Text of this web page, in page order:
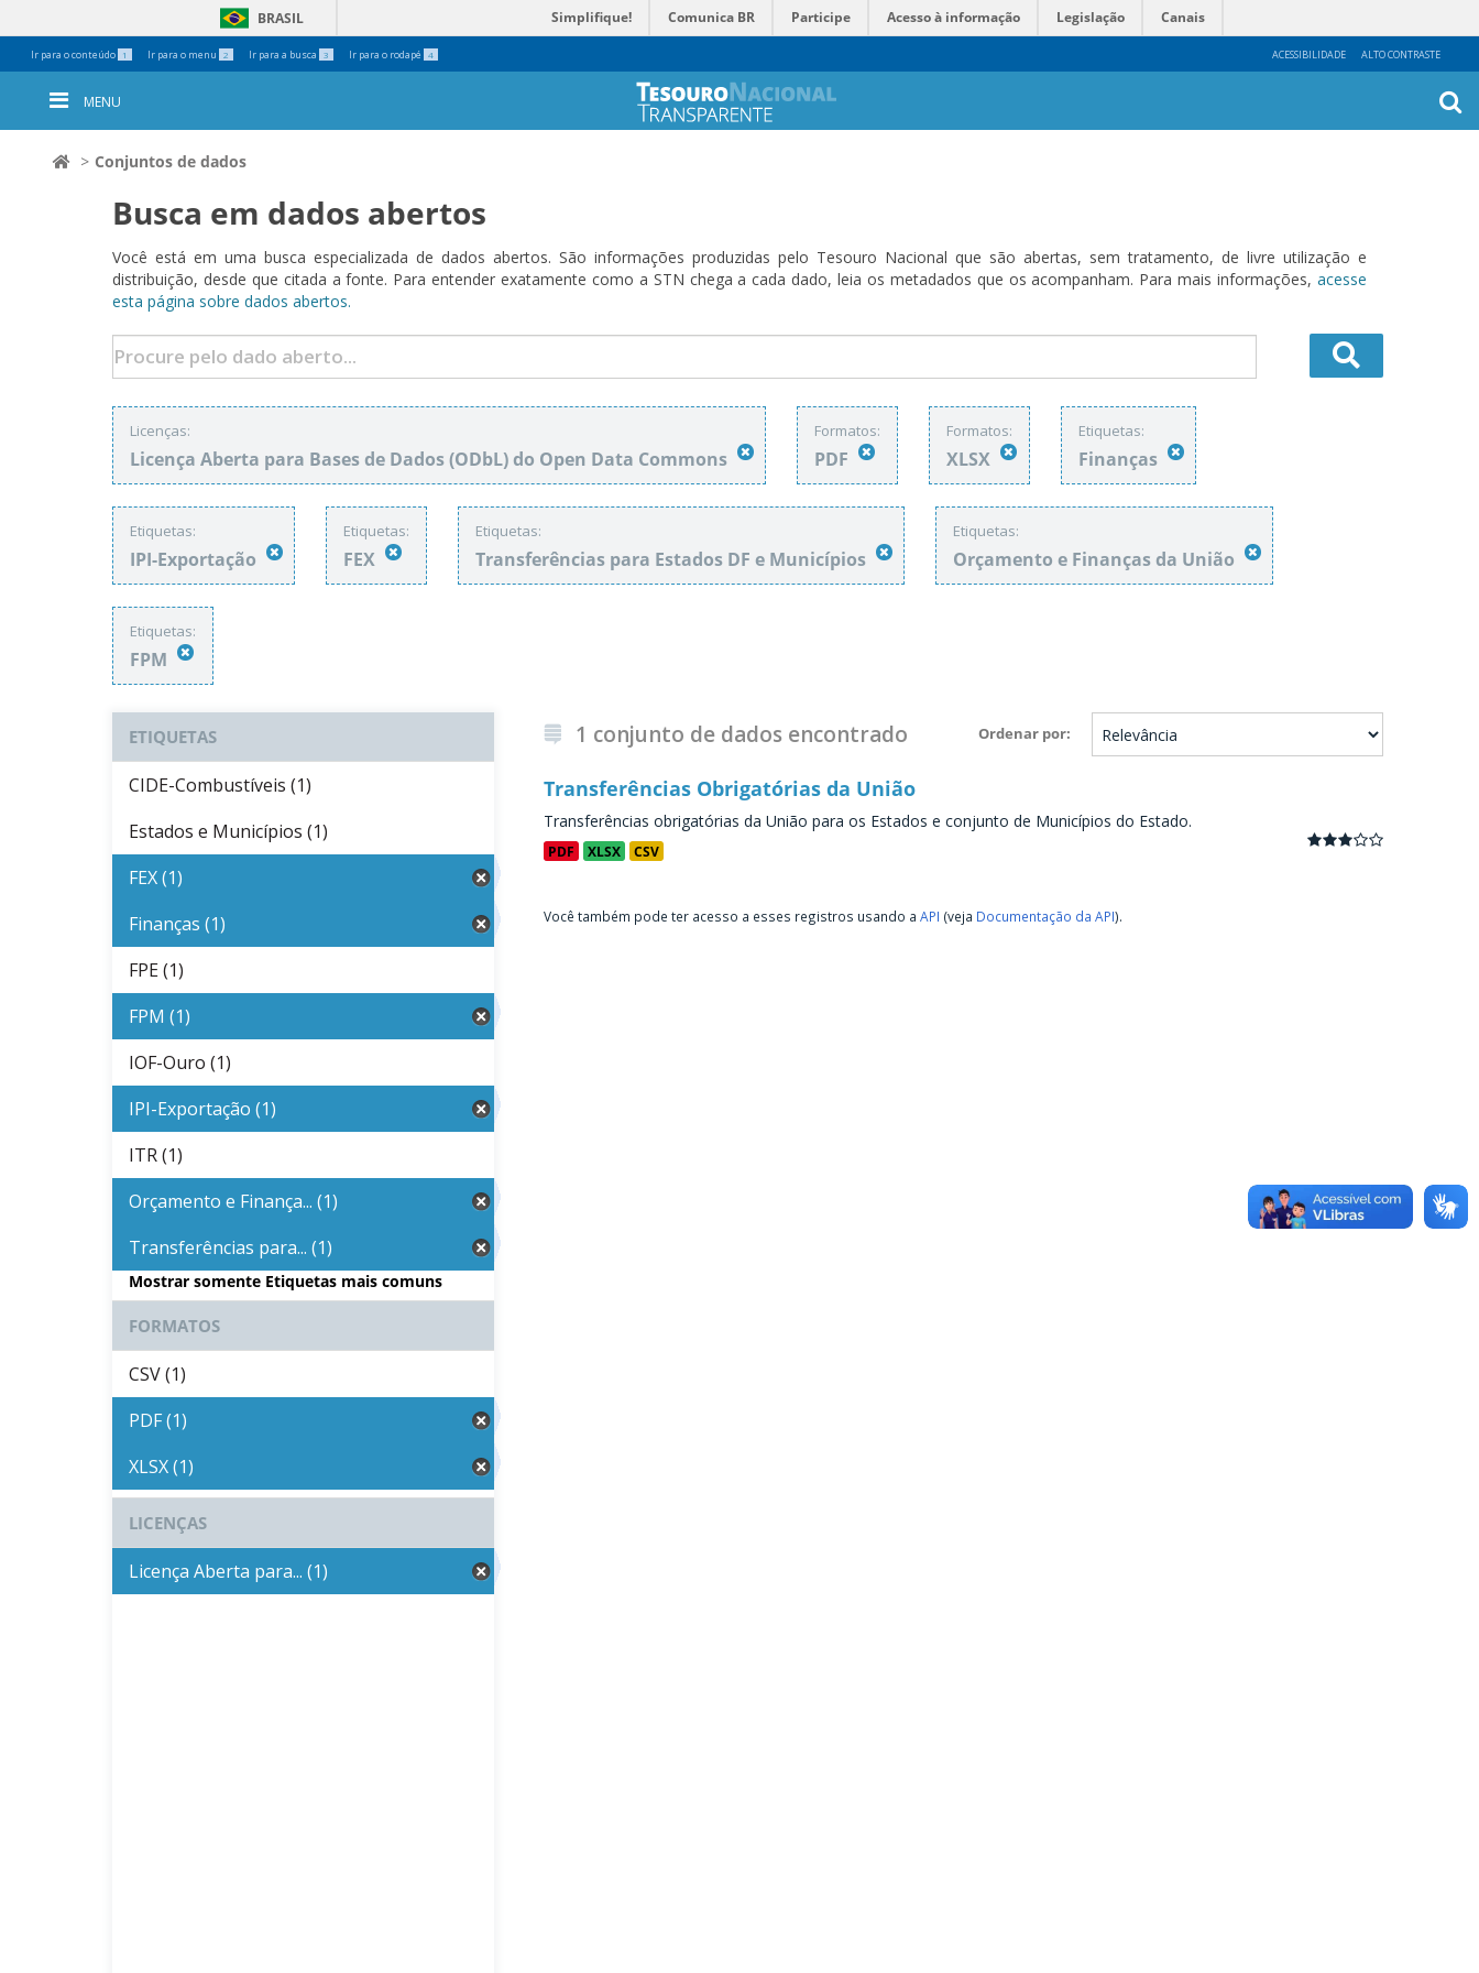
Ir para o conteúdo 1 Ir para o menu 2 Ir para a busca 3 Ir para o rodapé 4 ACESSIBILIDADE ALTO CONTRASTE
BRASIL Simplifique! Comunica BR Participe Acesso à informação Legislação Canais
Ferramentas
Pessoais
MENU
Conjuntos de dados
Busca em dados abertos
Você está em uma busca especializada de dados abertos. São informações produzidas pelo Tesouro Nacional que são abertas, sem tratamento, de livre utilização e
distribuição, desde que citada a fonte. Para entender exatamente como a STN chega a cada dado, leia os metadados que os acompanham. Para mais informações, acesse
esta página sobre dados abertos.
Licenças:
Licença Aberta para Bases de Dados (ODbL) do Open Data Commons
Formatos:
PDF
Formatos:
XLSX
Etiquetas:
Finanças
Etiquetas:
IPI-Exportação
Etiquetas:
FEX
Etiquetas:
Transferências para Estados DF e Municípios
Etiquetas:
Orçamento e Finanças da União
Etiquetas:
FPM
Ordenar por
1 conjunto de dados encontrado
Transferências Obrigatórias da União
Transferências obrigatórias da União para os Estados e conjunto de Municípios do Estado.
PDF XLSX CSV
Você também pode ter acesso a esses registros usando a API (veja Documentação da API).
ETIQUETAS
CIDE-Combustíveis (1)
Estados e Municípios (1)
FEX (1)
Finanças (1)
FPE (1)
FPM (1)
IOF-Ouro (1)
IPI-Exportação (1)
ITR (1)
Orçamento e Finança... (1)
Transferências para... (1)
Mostrar somente Etiquetas mais comuns
FORMATOS
CSV (1)
PDF (1)
XLSX (1)
LICENÇAS
Licença Aberta para... (1)